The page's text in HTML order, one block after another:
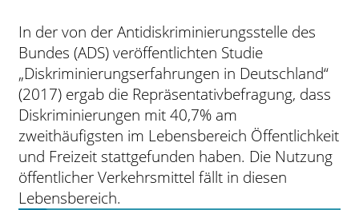
Kontrast
Schrift
vergrößern
Leichte
Sprache
In der von der Antidiskriminierungsstelle des
Bundes (ADS) veröffentlichten Studie
„Diskriminierungserfahrungen in Deutschland“
(2017) ergab die Repräsentativbefragung, dass
Diskriminierungen mit 40,7% am
zweithäufigsten im Lebensbereich Öffentlichkeit
und Freizeit stattgefunden haben. Die Nutzung
öffentlicher Verkehrsmittel fällt in diesen
Lebensbereich.